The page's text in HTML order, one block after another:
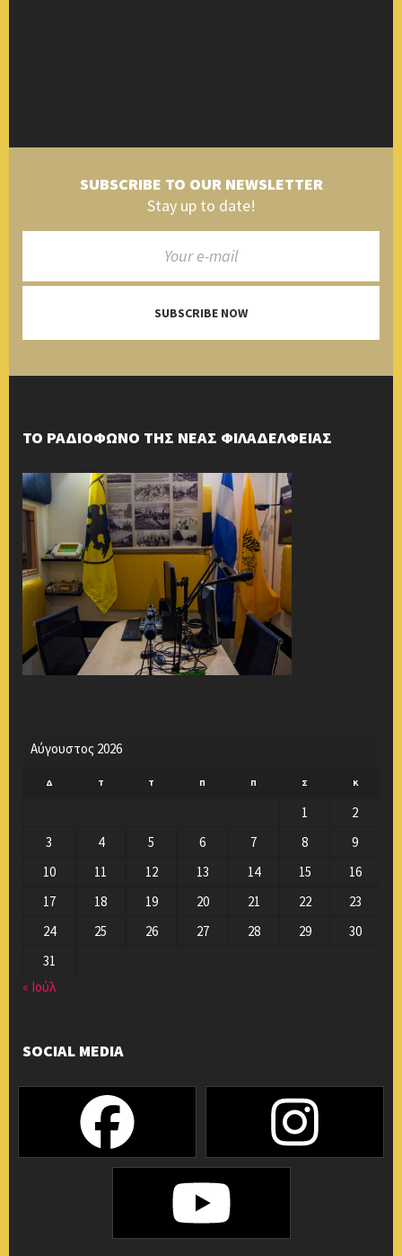
SUBSCRIBE TO OUR NEWSLETTER
Stay up to date!
SUBSCRIBE NOW
ΤΟ ΡΑΔΙΟΦΩΝΟ ΤΗΣ ΝΕΑΣ ΦΙΛΑΔΕΛΦΕΙΑΣ
Αύγουστος 2026
Δ Τ Τ Π Π Σ Κ
1
2
3
4 5 6 7 8
9
10
11 12 13 14 15
16
17
18 19 20 21 22
23
24
25 26 27 28 29
30
31
« Ιούλ
SOCIAL MEDIA